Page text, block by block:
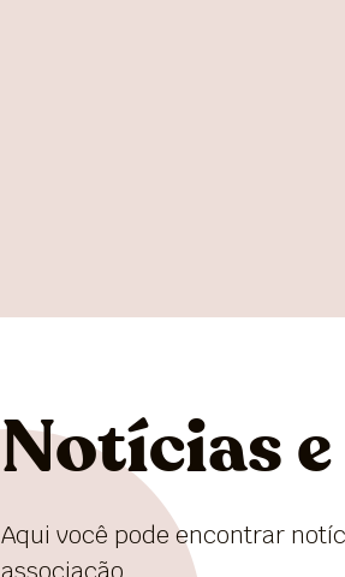
Notícias
Aqui você pode encontrar